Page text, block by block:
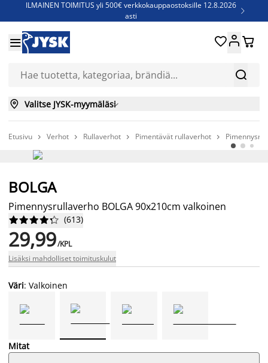
ILMAINEN TOIMITUS yli 500€ verkkokauppaostoksille 12.8.2026
asti

Jenkkisänkyjä - Säästä jopa 60%


 
 Valitse JYSK-myymäläsi
Etusivu  Verhot  Rullaverhot  Pimentävät rullaverhot 
BOLGA
Pimennysrullaverho BOLGA 90x210cm valkoinen





 (613)
29,99/KPL
Lisäksi mahdolliset toimituskulut
Väri: Valkoinen
Mitat